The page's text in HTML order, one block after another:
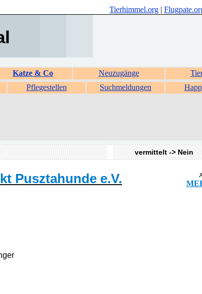
Tierhimmel.org |
Katze & Co Neuzugänge
Pflegestellen Suchmeldungen
vermittelt -> Nein
Pusztahunde e.V.